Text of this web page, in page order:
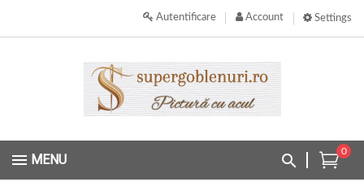
Settings
Account
Autentificare
0
MENU